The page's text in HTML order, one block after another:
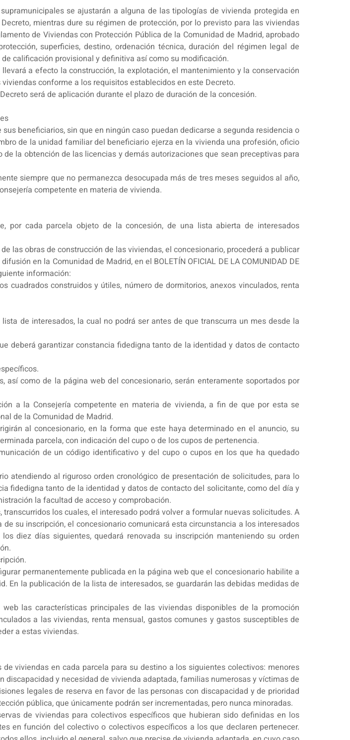
se ajustarán a alguna de las tipologías de vivienda protegida en
mientras dure su régimen de protección, por lo previsto para las viviendas
de Viviendas con Protección Pública de la Comunidad de Madrid, aprobado
superficies, destino, ordenación técnica, duración del régimen legal de
calificación provisional y definitiva así como su modificación.
a efecto la construcción, la explotación, el mantenimiento y la conservación
conforme a los requisitos establecidos en este Decreto.
será de aplicación durante el plazo de duración de la concesión.
beneficiarios, sin que en ningún caso puedan dedicarse a segunda residencia o
de la unidad familiar del beneficiario ejerza en la vivienda una profesión, oficio
la obtención de las licencias y demás autorizaciones que sean preceptivas para
siempre que no permanezca desocupada más de tres meses seguidos al año,
competente en materia de vivienda.
por cada parcela objeto de la concesión, de una lista abierta de interesados
las obras de construcción de las viviendas, el concesionario, procederá a publicar
en la Comunidad de Madrid, en el BOLETÍN OFICIAL DE LA COMUNIDAD DE
información:
cuadrados construidos y útiles, número de dormitorios, anexos vinculados, renta
de interesados, la cual no podrá ser antes de que transcurra un mes desde la
deberá garantizar constancia fidedigna tanto de la identidad y datos de contacto
como de la página web del concesionario, serán enteramente soportados por
a la Consejería competente en materia de vivienda, a fin de que por esta se
de la Comunidad de Madrid.
al concesionario, en la forma que este haya determinado en el anuncio, su
parcela, con indicación del cupo o de los cupos de pertenencia.
de un código identificativo y del cupo o cupos en los que ha quedado
atendiendo al riguroso orden cronológico de presentación de solicitudes, para lo
fidedigna tanto de la identidad y datos de contacto del solicitante, como del día y
la facultad de acceso y comprobación.
los cuales, el interesado podrá volver a formular nuevas solicitudes. A
su inscripción, el concesionario comunicará esta circunstancia a los interesados
diez días siguientes, quedará renovada su inscripción manteniendo su orden
permanentemente publicada en la página web que el concesionario habilite a
la publicación de la lista de interesados, se guardarán las debidas medidas de
las características principales de las viviendas disponibles de la promoción
a las viviendas, renta mensual, gastos comunes y gastos susceptibles de
a estas viviendas.
viviendas en cada parcela para su destino a los siguientes colectivos: menores
y necesidad de vivienda adaptada, familias numerosas y víctimas de
legales de reserva en favor de las personas con discapacidad y de prioridad
pública, que únicamente podrán ser incrementadas, pero nunca minoradas.
de viviendas para colectivos específicos que hubieran sido definidas en los
en función del colectivo o colectivos específicos a los que declaren pertenecer.